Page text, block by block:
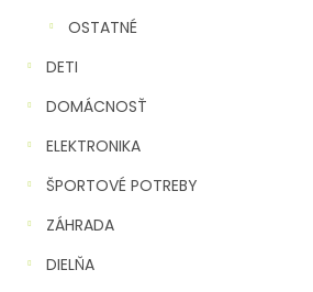
OSTATNÉ
DETI
DOMÁCNOSŤ
ELEKTRONIKA
ŠPORTOVÉ POTREBY
ZÁHRADA
DIELŇA